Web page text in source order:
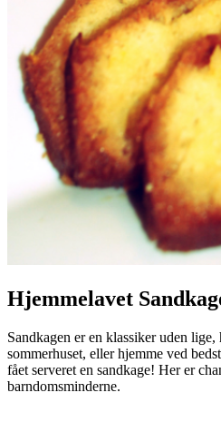
Hjemmelavet
Sandkagen er en klassiker uden
sommerhuset, eller hjemme ved
fået serveret en sandkage! Her er
barndomsminderne.